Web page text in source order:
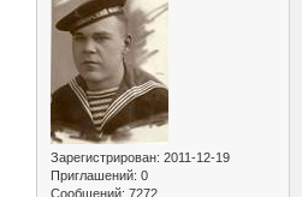
Зарегистрирован: 2011-12-19
Приглашений: 0
Сообщений: 7272